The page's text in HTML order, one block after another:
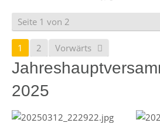
Seite 1 von 2
1 2 Vorwärts
2025